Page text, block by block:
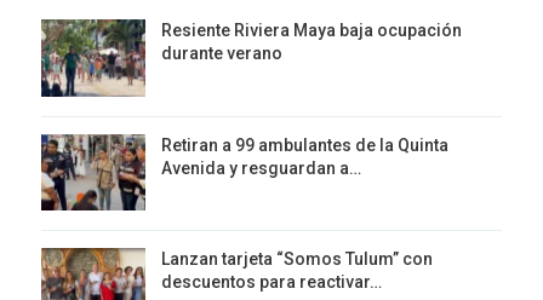
Resiente Riviera Maya baja ocupación
durante verano
Retiran a 99 ambulantes de la Quinta
Avenida y resguardan a…
Lanzan tarjeta “Somos Tulum” con
descuentos para reactivar…